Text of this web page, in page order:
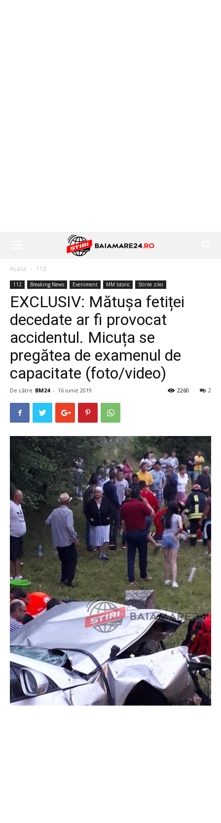
Acasă 112
112 Breaking News Eveniment MM Istoric Stirile zilei
EXCLUSIV: Mătușa fetiței
decedate ar fi provocat
accidentul. Micuța se
pregătea de examenul de
capacitate (foto/video)
De către BM24 - 16 iunie 2019 2
2260